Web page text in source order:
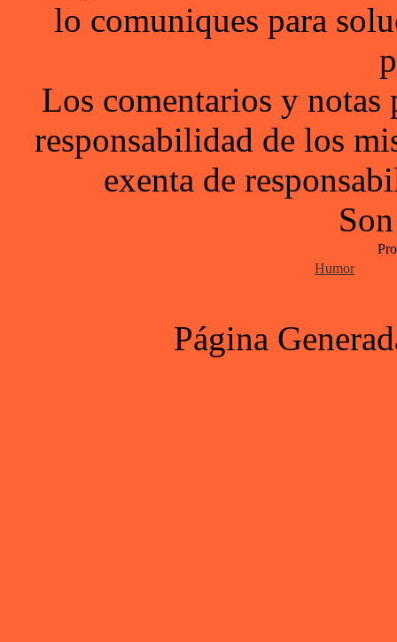
lo comuniques para
Los comentarios y notas
responsabilidad de los
exenta de
Humor
Página